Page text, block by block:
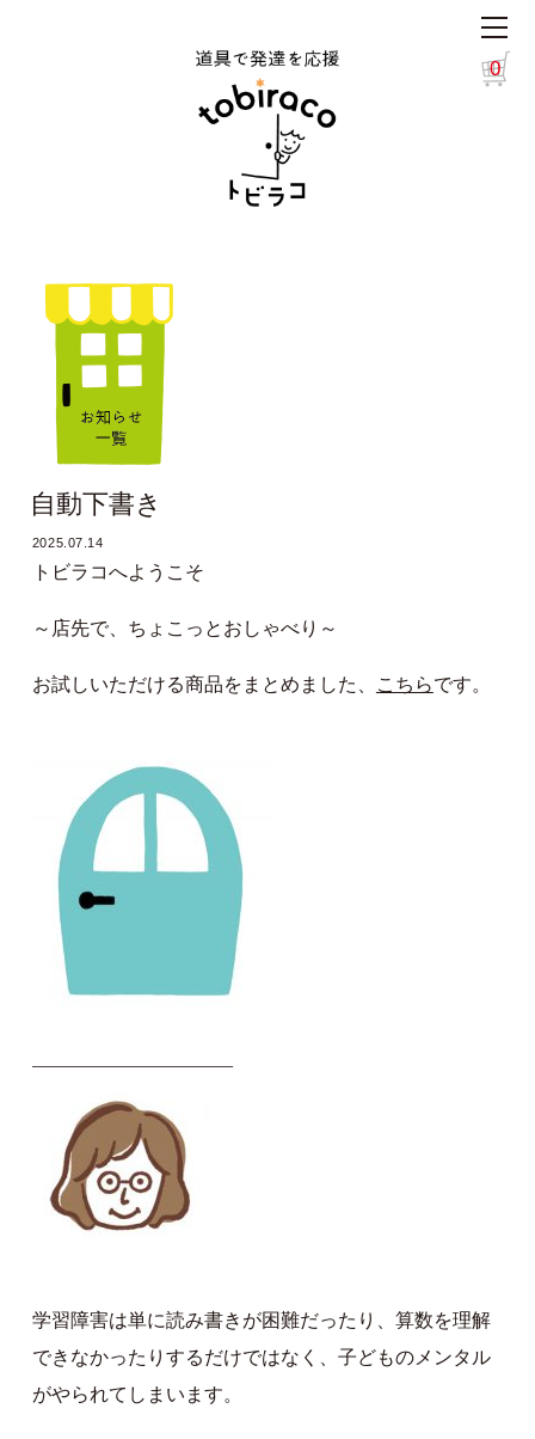
0
自動下書き
2025.07.14
トビラコへようこそ
～店先で、ちょこっとおしゃべり～
お試しいただける商品をまとめました、 こちらです。
——————————–
学習障害は単に読み書きが困難だったり、算数を理解
できなかったりするだけではなく、子どものメンタル
がやられてしまいます。